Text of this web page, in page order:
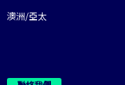
澳洲/亞太